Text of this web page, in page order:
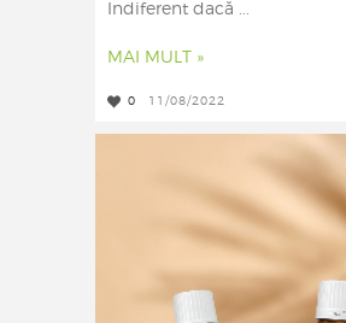
Indiferent dacă ...
MAI MULT »
0 11/08/2022